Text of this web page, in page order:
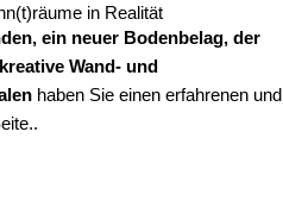
in Realität
ein neuer Bodenbelag, der
Wand- und
haben Sie einen erfahrenen und